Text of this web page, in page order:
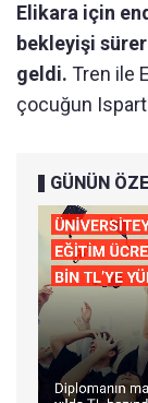
Elikara için
bekleyişi
geldi. Tren ile
çocuğun
GÜNÜN